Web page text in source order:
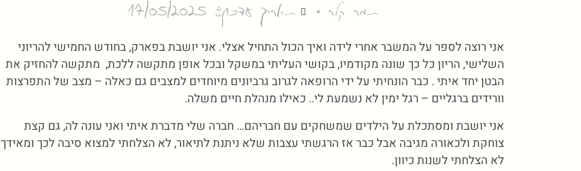
תמר קלר תאריך עדכון: 17/05/2025
אני רוצה לספר על המשבר אחרי לידה ואיך הכול התחיל אצלי. אני יושבת בפארק, בחודש החמישי להריוני
השלישי, הריון כל כך שונה מקודמיו, בקושי העליתי במשקל ובכל אופן מתקשה ללכת, מתקשה להחזיק את
הבטן יחד איתי . כבר הונחיתי על ידי הרופאה לגרוב גרביונים מיוחדים למצבים גם כאלה – מצב של התפרצות
וורידים ברגליים – רגל ימין לא נשמעת לי.. כאילו מנהלת חיים משלה.
אני יושבת ומסתכלת על הילדים שמשחקים עם חבריהם… חברה שלי מדברת איתי ואני עונה לה, גם קצת
צוחקת ולכאורה מגיבה אבל כבר אז הרגשתי עצבות שלא ניתנת לתיאור, לא הצלחתי למצוא סיבה לכך ומאידך
לא הצלחתי לשנות כיוון.